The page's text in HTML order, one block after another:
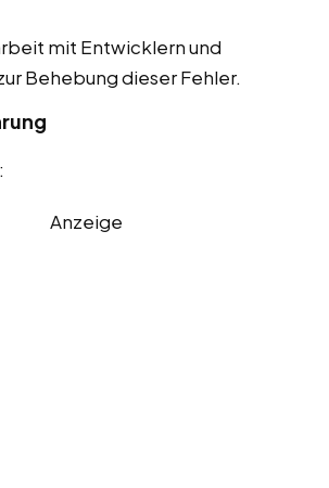
mit Entwicklern und
Behebung dieser Fehler.
:
Anzeige